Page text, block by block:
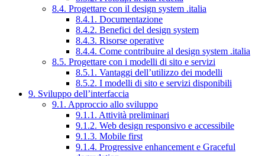
8.4. Progettare con il design system .italia
8.4.1. Documentazione
8.4.2. Benefici del design system
8.4.3. Risorse operative
8.4.4. Come contribuire al design system .italia
8.5. Progettare con i modelli di sito e servizi
8.5.1. Vantaggi dell’utilizzo dei modelli
8.5.2. I modelli di sito e servizi disponibili
9. Sviluppo dell’interfaccia
9.1. Approccio allo sviluppo
9.1.1. Attività preliminari
9.1.2. Web design responsivo e accessibile
9.1.3. Mobile first
9.1.4. Progressive enhancement e Graceful